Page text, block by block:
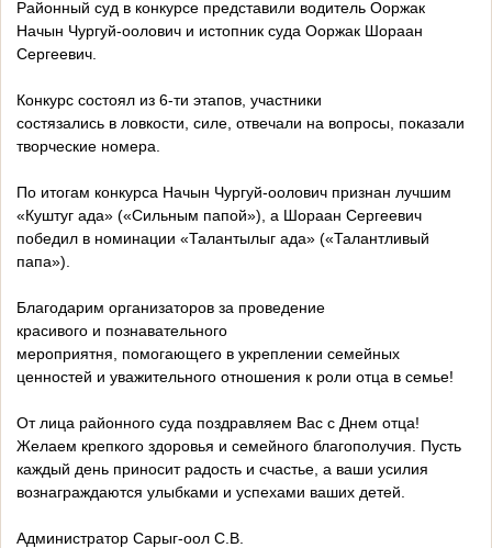
Районный суд в конкурсе представили водитель Ооржак
Начын Чургуй-оолович и истопник суда Ооржак Шораан
Сергеевич.
Конкурс состоял из 6-ти этапов, участники
состязались в ловкости, силе, отвечали на вопросы, показали
творческие номера.
По итогам конкурса Начын Чургуй-оолович признан лучшим
«Куштуг ада» («Сильным папой»), а Шораан Сергеевич
победил в номинации «Талантылыг ада» («Талантливый
папа»).
Благодарим организаторов за проведение
красивого и познавательного
мероприятня, помогающего в укреплении семейных
ценностей и уважительного отношения к роли отца в семье!
От лица районного суда поздравляем Вас с Днем отца!
Желаем крепкого здоровья и семейного благополучия. Пусть
каждый день приносит радость и счастье, а ваши усилия
вознаграждаются улыбками и успехами ваших детей.
Администратор Сарыг-оол С.В.